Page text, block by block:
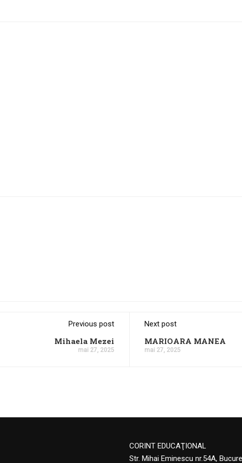
Previous post
Mihaela Mezei
mai 27, 2025
Next post
MARIOARA MANEA
mai 27, 2025
CORINT EDUCAŢIONAL
Str. Mihai Eminescu nr.54A,